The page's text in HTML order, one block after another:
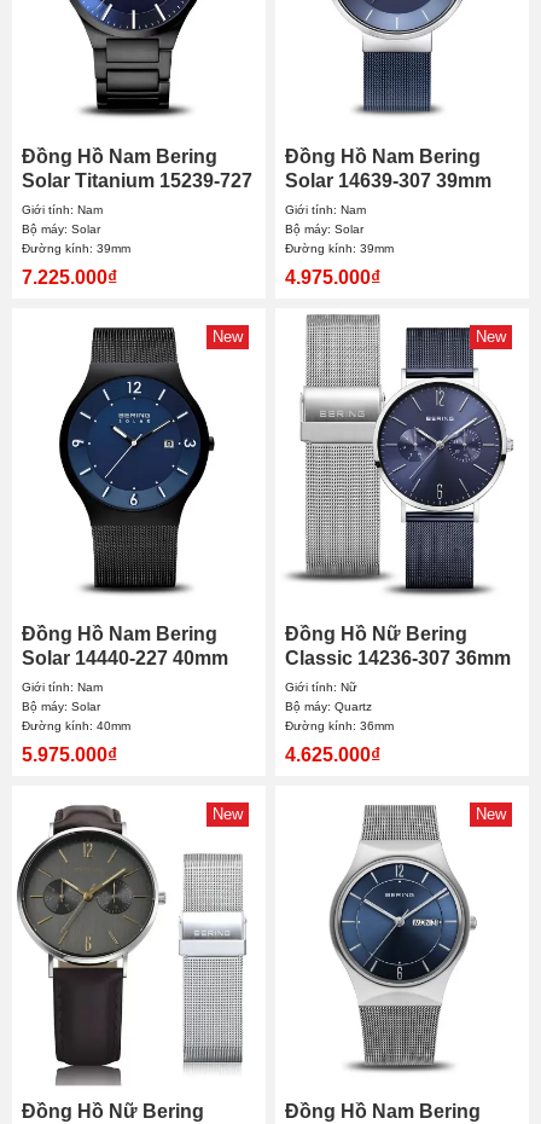
Đồng Hồ Nam Bering
Solar Titanium 15239-727
39mm
Giới tính: Nam
Bộ máy: Solar
Đường kính: 39mm
7.225.000₫
Đồng Hồ Nam Bering
Solar 14639-307 39mm
Giới tính: Nam
Bộ máy: Solar
Đường kính: 39mm
4.975.000₫
New
Đồng Hồ Nam Bering
Solar 14440-227 40mm
Giới tính: Nam
Bộ máy: Solar
Đường kính: 40mm
5.975.000₫
New
Đồng Hồ Nữ Bering
Classic 14236-307 36mm
Giới tính: Nữ
Bộ máy: Quartz
Đường kính: 36mm
4.625.000₫
New
Đồng Hồ Nữ Bering
New
Đồng Hồ Nam Bering